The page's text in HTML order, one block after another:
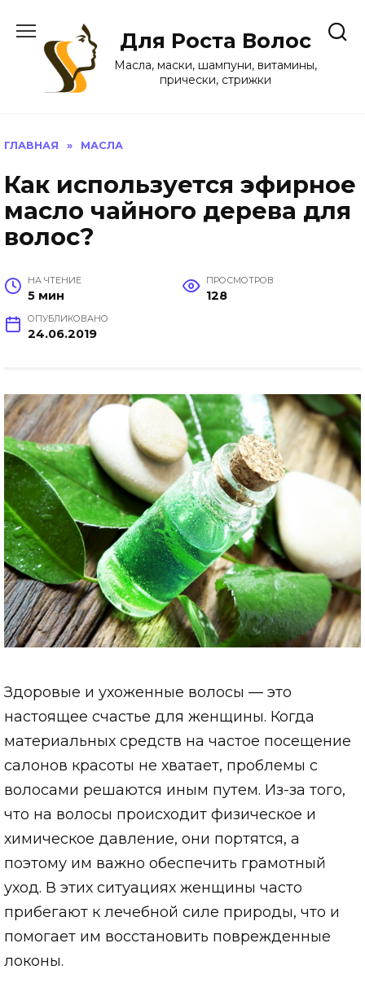
содержанию
Для Роста Волос
Масла, маски, шампуни, витамины,
прически, стрижки
ГЛАВНАЯ » МАСЛА
Как используется эфирное
масло чайного дерева для
волос?
НА ЧТЕНИЕ
5 мин
ПРОСМОТРОВ
128
ОПУБЛИКОВАНО
24.06.2019
Здоровые и ухоженные волосы — это
настоящее счастье для женщины. Когда
материальных средств на частое посещение
салонов красоты не хватает, проблемы с
волосами решаются иным путем. Из-за того,
что на волосы происходит физическое и
химическое давление, они портятся, а
поэтому им важно обеспечить грамотный
уход. В этих ситуациях женщины часто
прибегают к лечебной силе природы, что и
помогает им восстановить поврежденные
локоны.